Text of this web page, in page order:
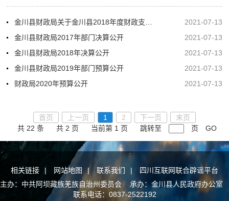
2021-07-13
金川县财政局2017年部门决算公开
2021-07-13
金川县财政局2018年决算公开
2021-07-13
金川县财政局2019年部门预算公开
2021-07-13
财政局2020年预算公开
2021-07-13
首页 上一页 1 2 下一页
末页
共 22 条
共 2 页 当前第 1 页 跳转至 页 GO
相关链接 | 网站地图 | 联系我们 |
四川互联网联合辟谣平台
主办：中共阿坝藏族羌族自治州委员会 承办：金川县人民政府办公室
联系电话：0837-2522192